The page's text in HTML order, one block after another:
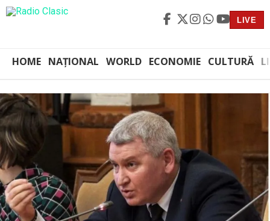
LIVE
HOME NAȚIONAL WORLD ECONOMIE CULTURĂ